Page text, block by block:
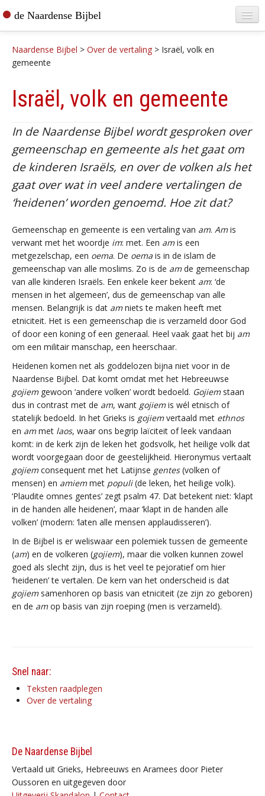
de Naardense Bijbel
Teksten raadplegen
De vertaler
Contact
Naardense Bijbel > Over de vertaling > Israël, volk en
gemeente
Israël, volk en gemeente
In de Naardense Bijbel wordt gesproken over
gemeenschap en gemeente als het gaat om
de kinderen Israëls, en over de volken als het
gaat over wat in veel andere vertalingen de
‘heidenen’ worden genoemd. Hoe zit dat?
Gemeenschap en gemeente is een vertaling van am. Amis
verwant met het woordje im: met. Een amis een
metgezelschap, een oema. De oema is in de islam de
gemeenschap van alle moslims. Zo is de amde gemeenschap
van alle kinderen Israëls. Een enkele keer bekent am: ‘de
mensen in het algemeen’, dus de gemeenschap van alle
mensen. Belangrijk is dat amniets te maken heeft met
etniciteit. Het is een gemeenschap die is verzameld door God
of door een koning of een generaal. Heel vaak gaat het bij am
om een militair manschap, een heerschaar.
Heidenen komen net als goddelozen bijna niet voor in de
Naardense Bijbel. Dat komt omdat met het Hebreeuwse
gojiemgewoon ‘andere volken’ wordt bedoeld. Gojiemstaan
dus in contrast met de am, want gojiemis wél etnisch of
statelijk bedoeld. In het Grieks is gojiemvertaald met ethnos
en ammet laos, waar ons begrip laïciteit of leek vandaan
komt: in de kerk zijn de leken het godsvolk, het heilige volk dat
wordt voorgegaan door de geestelijkheid. Hieronymus vertaalt
gojiemconsequent met het Latijnse gentes(volken of
mensen) en amiemmet populi(de leken, het heilige volk).
‘Plaudite omnes gentes’ zegt psalm 47. Dat betekent niet: ‘klapt
in de handen alle heidenen’, maar ‘klapt in de handen alle
volken’ (modern: ‘laten alle mensen applaudisseren’).
In de Bijbel is er weliswaar een polemiek tussen de gemeente
(am) en de volkeren (gojiem), maar die volken kunnen zowel
goed als slecht zijn, dus is het veel te pejoratief om hier
‘heidenen’ te vertalen. De kern van het onderscheid is dat
gojiemsamenhoren op basis van etniciteit (ze zijn zo geboren)
en de amop basis van zijn roeping (men is verzameld).
Snel naar:
Teksten raadplegen
Over de vertaling
De Naardense Bijbel
Vertaald uit Grieks, Hebreeuws en Aramees door Pieter
Oussoren en uitgegeven door